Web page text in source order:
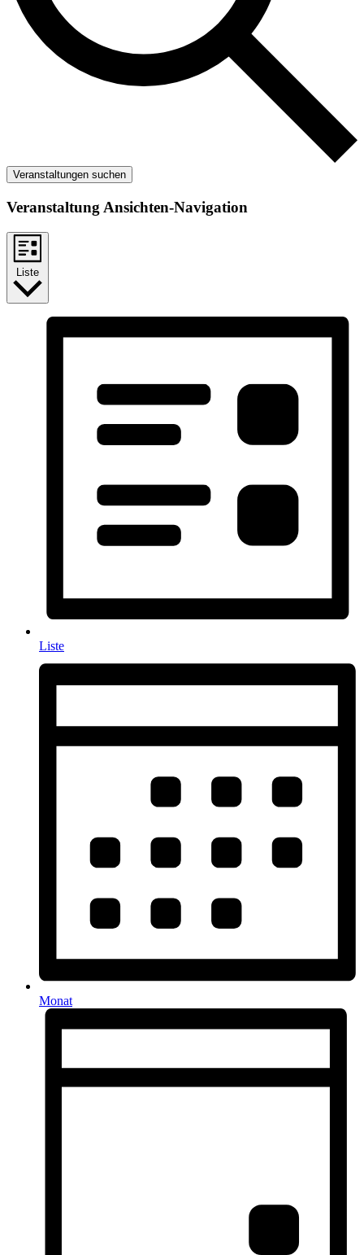
Veranstaltungen suchen
Veranstaltung Ansichten-Navigation
Liste
Liste
Monat